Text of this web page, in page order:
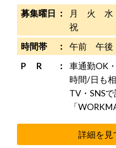
募集曜日
月 火
祝
時間帯
午前 午
P R
車通勤OK
時間/日も
TV・SNS
「
詳細を見